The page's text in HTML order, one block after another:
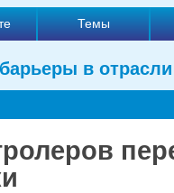
Темы
в отрасли